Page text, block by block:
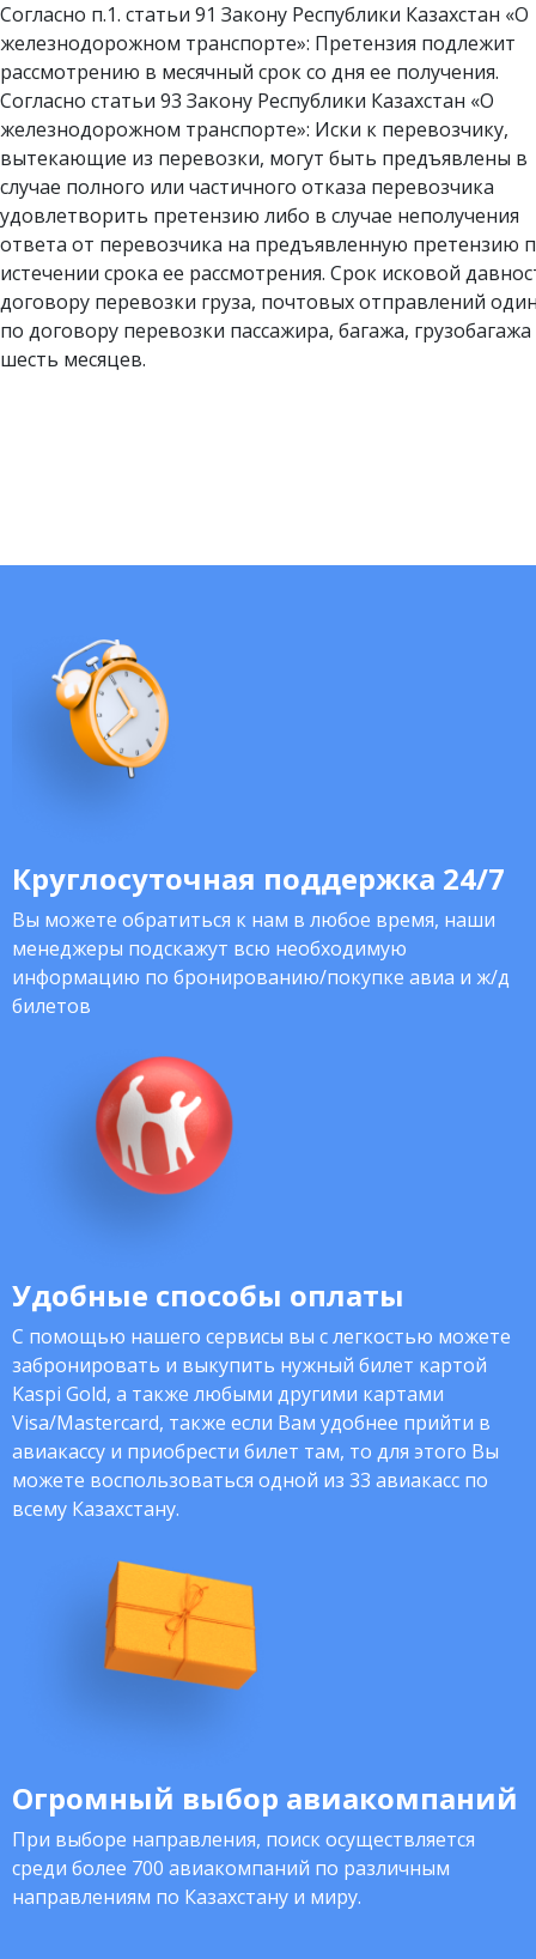
Согласно п.1. статьи 91 Закону Республики Казахстан «О
железнодорожном транспорте»: Претензия подлежит
рассмотрению в месячный срок со дня ее получения.
Согласно статьи 93 Закону Республики Казахстан «О
железнодорожном транспорте»: Иски к перевозчику,
вытекающие из перевозки, могут быть предъявлены в
случае полного или частичного отказа перевозчика
удовлетворить претензию либо в случае неполучения
ответа от перевозчика на предъявленную претензию
истечении срока ее рассмотрения. Срок исковой
договору перевозки груза, почтовых отправлений
по договору перевозки пассажира, багажа, грузобагажа
шесть месяцев.
Круглосуточная поддержка 24/7
Вы можете обратиться к нам в любое время, наши
менеджеры подскажут всю необходимую
информацию по бронированию/покупке авиа и ж/д
билетов
Удобные способы оплаты
С помощью нашего сервисы вы с легкостью можете
забронировать и выкупить нужный билет картой
Kaspi Gold, а также любыми другими картами
Visa/Mastercard, также если Вам удобнее прийти в
авиакассу и приобрести билет там, то для этого Вы
можете воспользоваться одной из 33 авиакасс по
всему Казахстану.
Огромный выбор авиакомпаний
При выборе направления, поиск осуществляется
среди более 700 авиакомпаний по различным
направлениям по Казахстану и миру.